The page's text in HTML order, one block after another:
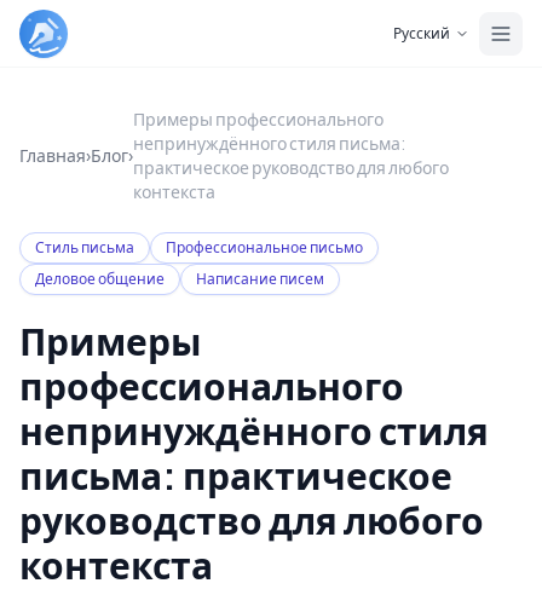
Русский
Главная›Блог›
Примеры профессионального
непринуждённого стиля письма:
практическое руководство для любого
контекста
Стиль письма
Профессиональное письмо
Деловое общение
Написание писем
Примеры
профессионального
непринуждённого стиля
письма: практическое
руководство для любого
контекста